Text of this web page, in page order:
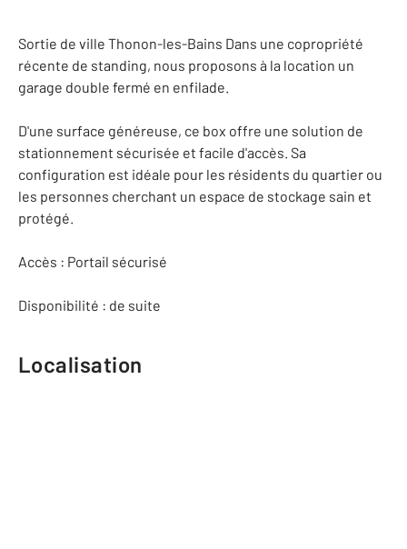
Sortie de ville Thonon-les-Bains Dans une copropriété
récente de standing, nous proposons à la location un
garage double fermé en enfilade.
D'une surface généreuse, ce box offre une solution de
stationnement sécurisée et facile d'accès. Sa
configuration est idéale pour les résidents du quartier ou
les personnes cherchant un espace de stockage sain et
protégé.
Accès : Portail sécurisé
Disponibilité : de suite
Localisation